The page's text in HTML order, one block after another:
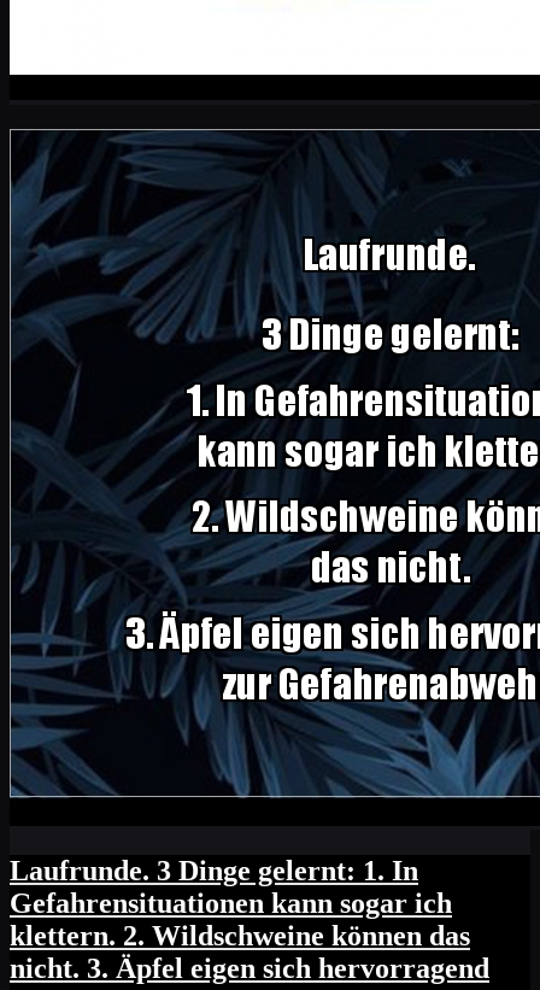
Laufrunde. 3 Dinge gelernt: 1. In
Gefahrensituationen kann sogar ich
klettern. 2. Wildschweine können das
nicht. 3. Äpfel eigen sich hervorragend